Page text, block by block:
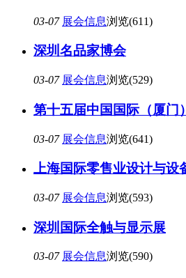
03-07 展会信息浏览(611)
深圳名品家博会
03-07 展会信息浏览(529)
第十五届中国国际（厦门
03-07 展会信息浏览(641)
上海国际零售业设计与设
03-07 展会信息浏览(593)
深圳国际全触与显示展
03-07 展会信息浏览(590)